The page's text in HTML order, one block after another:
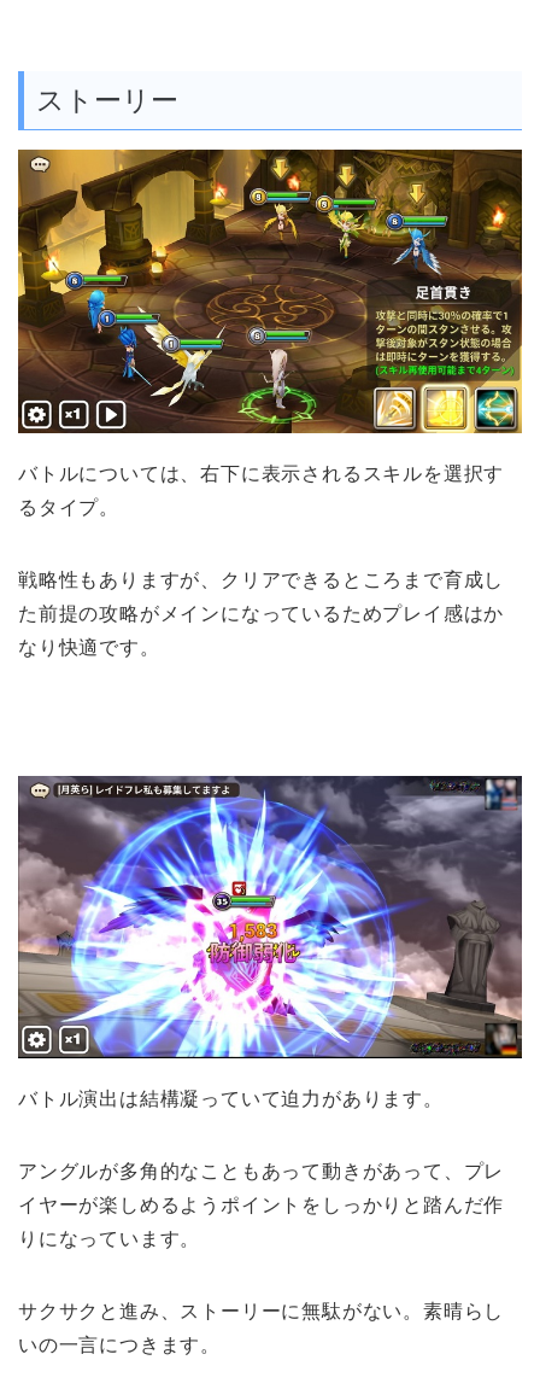
ストーリー
バトルについては、右下に表示されるスキルを選択す
るタイプ。
戦略性もありますが、クリアできるところまで育成し
た前提の攻略がメインになっているためプレイ感はか
なり快適です。
バトル演出は結構凝っていて迫力があります。
アングルが多角的なこともあって動きがあって、プレ
イヤーが楽しめるようポイントをしっかりと踏んだ作
りになっています。
サクサクと進み、ストーリーに無駄がない。素晴らし
いの一言につきます。